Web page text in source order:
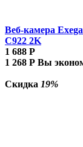
Веб-камера
C922 2K
1 688 Р
1 268 Р Вы
Скидка 19%